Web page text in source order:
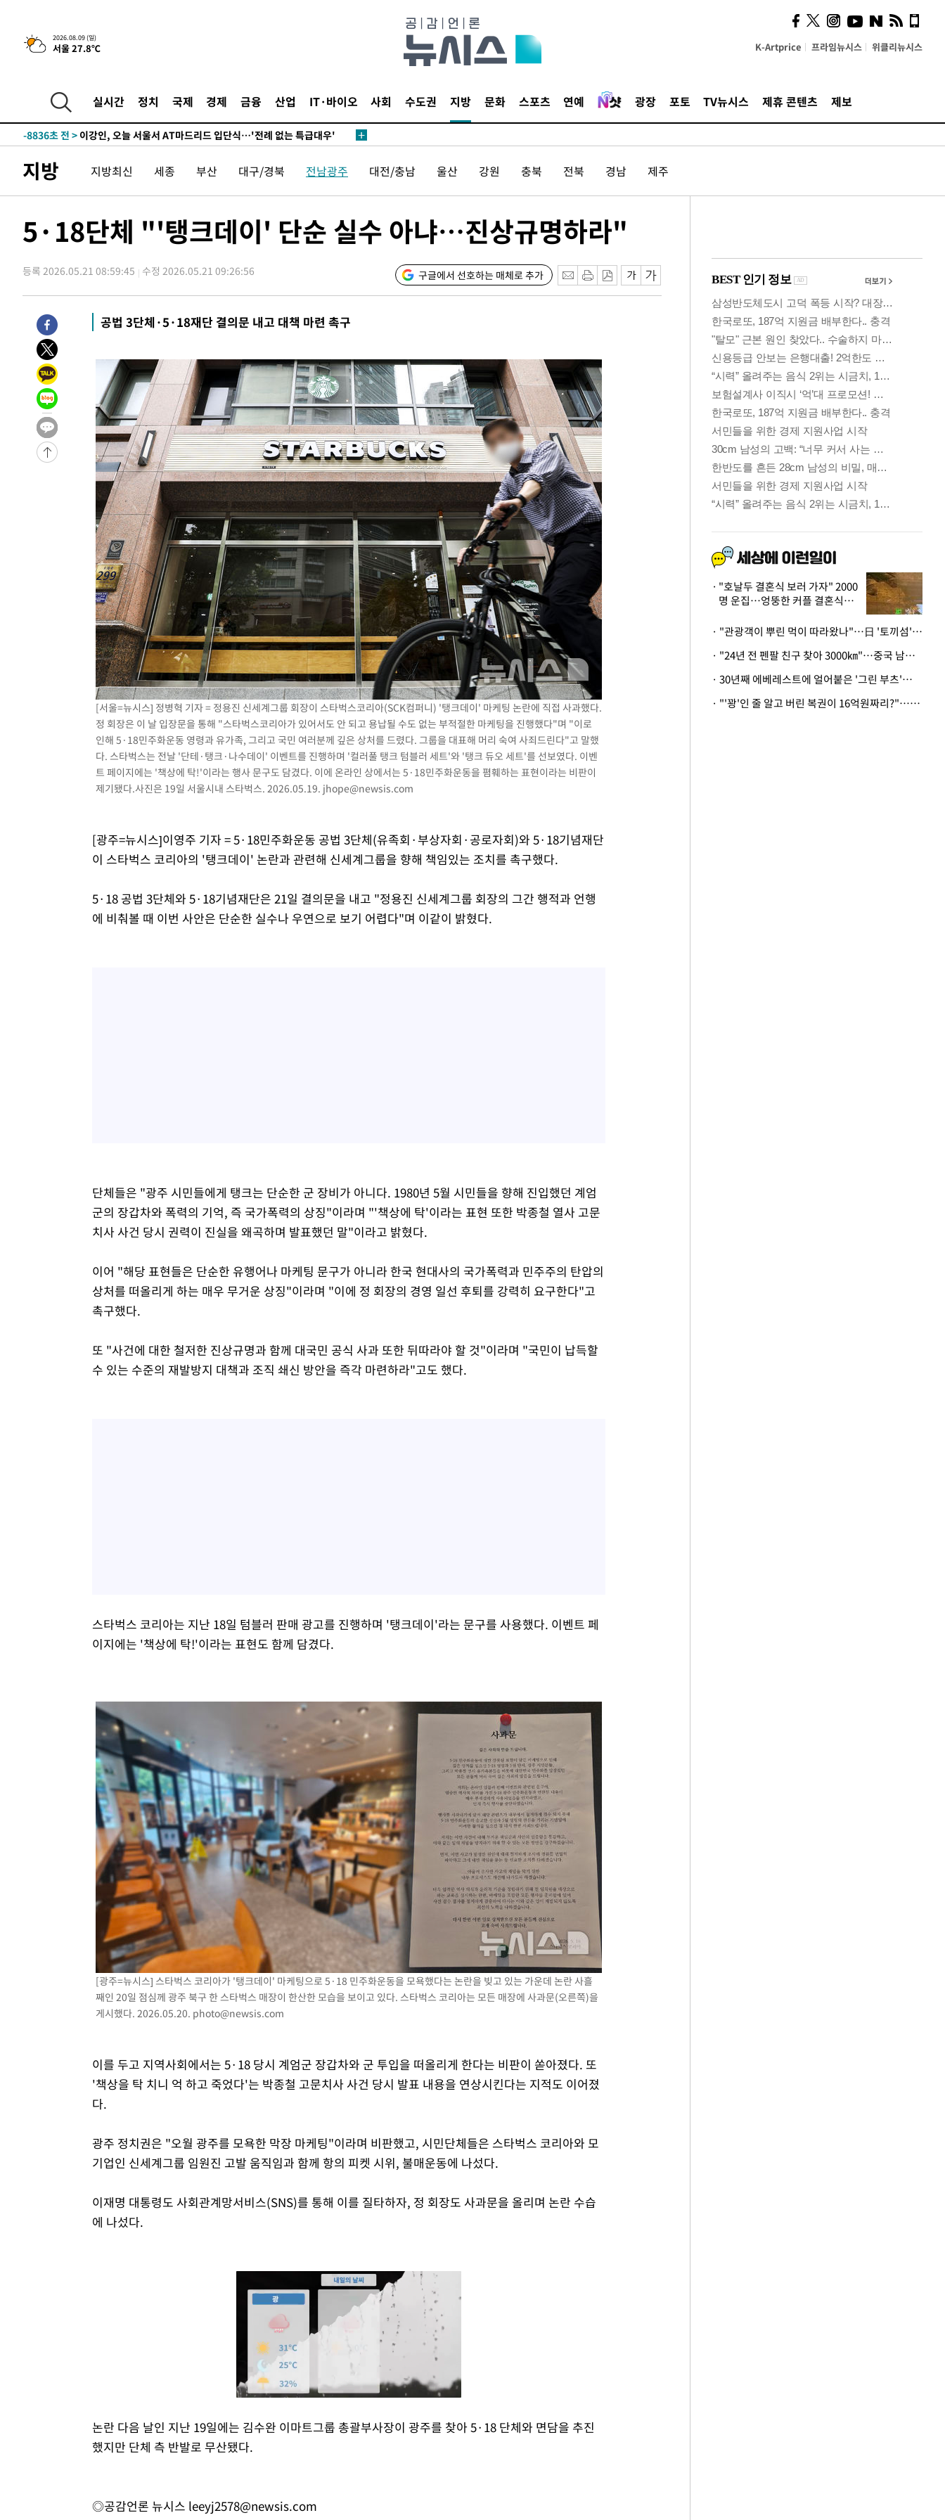
2026.08.09 (일)
서울 27.8℃ K-Artprice 프라임뉴시스 위클리뉴시스
실시간 정치 국제 경제 금융 산업 IT·바이오 사회 수도권 지방 문화 스포츠 연예 광장 포토 TV뉴시스 제휴 콘텐츠 제보
-15520초 전 >[속보]장은수, KLPGA 제주삼다수 역전 우승…데뷔 10년 차에 첫
정상
-10885초 전 > "얼마나 더웠으면"…안동 물길공원서 헤엄친 구렁이 '소동'
-10084초 전 >
'2경기 연속 침묵' 손흥민, 톨루카전 68분만 뛰고 슈팅 0개
-8836초 전 >
1시간 전 >'여긴 20도, 저긴 50도'…열화상 카메라로 본 폭염 저감시설 '온도차'
3시간 전 >
튀르키예 외무장관, "메카 3국 방위협정은 이란이 목표 아냐 " 밝혀
3시간 전 >이군이 불법 군시설 건설한 레바논 남부에서 레바논군 3명 폭발로 부상
-31348초 전 >이강인 ATM 입단식에 '상암벌 들썩'…"세계적인 선수 되길"
-27690초 전 >AT마드리드 데뷔 앞둔 이강인, 맨시티전 선발 대신 '벤치 시작'
-26320초 전 >[속보]與 강원·TK 당원투표 합산 김민석 48.54%로 승리…정청래
-25654초 전 >
與 강원·TK 당원투표 합산 김민석 46.01%로 승리…정청래
44.53%
-25494초 전 >
[속보]與전대 권리당원투표…강원·경북 김민석, 대구 정청래 승리
-25301초 전 >
45.71%
-25203초 전 >
[속보]與 당대표 경선, 대구 권리당원 투표 정청래 47.82%·김민석
46.35%
-25000초 전 >
[속보]與 당대표 경선, 강원 권리당원 투표 김민석 승리…50.30%
득표
-22918초 전 >
"일본축구협회, 대한축구협회 성 접대 의혹 심판 조사"
-15560초 전 >
[속보]장은수, KLPGA 제주삼다수 역전 우승…데뷔 10년 차에 첫
정상
-10925초 전 >
"얼마나 더웠으면"…안동 물길공원서 헤엄친 구렁이 '소동'
손흥민, 68분 뛰고 2경기 침묵…LAFC, 톨루카에 1-0 승리(종합)
'2경기 연속 침묵' 손흥민, 톨루카전 68분만 뛰고 슈팅 0개
이강인, 오늘 서울서 AT마드리드 입단식…'전례 없는 특급대우'
'여긴 20도, 저긴 50도'…열화상 카메라로 본 폭염 저감시설 '온도차'
콜롬비아 신임 우파 대통령 취임 하루만에 차량폭탄 폭발 사건
튀르키예 외무장관, "메카 3국 방위협정은 이란이 목표 아냐 " 밝혀
이군이 불법 군시설 건설한 레바논 남부에서 레바논군 3명 폭발로 부상
[속보]美중부 사령관, 이스라엘 긴급방문 다중화된 전선 상황 논의
지방 지방최신 세종 부산 대구/경북 전남광주 대전/충남 울산 강원 충북 전북 경남 제주
5·18단체 "'탱크데이' 단순 실수 아냐…진상규명하라"
등록 2026.05.21 08:59:45 수정 2026.05.21 09:26:56 구글에서 선호하는 매체로 추가
공법 3단체·5·18재단 결의문 내고 대책 마련 촉구
[서울=뉴시스] 정병혁 기자 = 정용진 신세계그룹 회장이 스타벅스코리아(SCK컴퍼니) '탱크데이' 마케팅 논란에 직접 사과했다.
정 회장은 이 날 입장문을 통해 "스타벅스코리아가 있어서도 안 되고 용납될 수도 없는 부적절한 마케팅을 진행했다"며 "이로
인해 5·18민주화운동 영령과 유가족, 그리고 국민 여러분께 깊은 상처를 드렸다. 그룹을 대표해 머리 숙여 사죄드린다"고 말했
다. 스타벅스는 전날 '단테·탱크·나수데이' 이벤트를 진행하며 '컬러풀 탱크 텀블러 세트'와 '탱크 듀오 세트'를 선보였다. 이벤
트 페이지에는 '책상에 탁!'이라는 행사 문구도 담겼다. 이에 온라인 상에서는 5·18민주화운동을 폄훼하는 표현이라는 비판이
제기됐다.사진은 19일 서울시내 스타벅스. 2026.05.19. jhope@newsis.com
[광주=뉴시스]이영주 기자 = 5·18민주화운동 공법 3단체(유족회·부상자회·공로자회)와 5·18기념재단
이 스타벅스 코리아의 '탱크데이' 논란과 관련해 신세계그룹을 향해 책임있는 조치를 촉구했다.
5·18 공법 3단체와 5·18기념재단은 21일 결의문을 내고 "정용진 신세계그룹 회장의 그간 행적과 언행
에 비춰볼 때 이번 사안은 단순한 실수나 우연으로 보기 어렵다"며 이같이 밝혔다.
단체들은 "광주 시민들에게 탱크는 단순한 군 장비가 아니다. 1980년 5월 시민들을 향해 진입했던 계엄
군의 장갑차와 폭력의 기억, 즉 국가폭력의 상징"이라며 "'책상에 탁'이라는 표현 또한 박종철 열사 고문
치사 사건 당시 권력이 진실을 왜곡하며 발표했던 말"이라고 밝혔다.
이어 "해당 표현들은 단순한 유행어나 마케팅 문구가 아니라 한국 현대사의 국가폭력과 민주주의 탄압의
상처를 떠올리게 하는 매우 무거운 상징"이라며 "이에 정 회장의 경영 일선 후퇴를 강력히 요구한다"고
촉구했다.
또 "사건에 대한 철저한 진상규명과 함께 대국민 공식 사과 또한 뒤따라야 할 것"이라며 "국민이 납득할
수 있는 수준의 재발방지 대책과 조직 쇄신 방안을 즉각 마련하라"고도 했다.
스타벅스 코리아는 지난 18일 텀블러 판매 광고를 진행하며 '탱크데이'라는 문구를 사용했다. 이벤트 페
이지에는 '책상에 탁!'이라는 표현도 함께 담겼다.
[광주=뉴시스] 스타벅스 코리아가 '탱크데이' 마케팅으로 5·18 민주화운동을 모욕했다는 논란을 빚고 있는 가운데 논란 사흘
째인 20일 점심께 광주 북구 한 스타벅스 매장이 한산한 모습을 보이고 있다. 스타벅스 코리아는 모든 매장에 사과문(오른쪽)을
게시했다. 2026.05.20. photo@newsis.com
이를 두고 지역사회에서는 5·18 당시 계엄군 장갑차와 군 투입을 떠올리게 한다는 비판이 쏟아졌다. 또
'책상을 탁 치니 억 하고 죽었다'는 박종철 고문치사 사건 당시 발표 내용을 연상시킨다는 지적도 이어졌
다.
광주 정치권은 "오월 광주를 모욕한 막장 마케팅"이라며 비판했고, 시민단체들은 스타벅스 코리아와 모
기업인 신세계그룹 임원진 고발 움직임과 함께 항의 피켓 시위, 불매운동에 나섰다.
이재명 대통령도 사회관계망서비스(SNS)를 통해 이를 질타하자, 정 회장도 사과문을 올리며 논란 수습
에 나섰다.
논란 다음 날인 지난 19일에는 김수완 이마트그룹 총괄부사장이 광주를 찾아 5·18 단체와 면담을 추진
했지만 단체 측 반발로 무산됐다.
◎공감언론 뉴시스 leeyj2578@newsis.com
사이 해답 찾았죠"…알을
깨고 나온 '초자아'
"호날두 결혼식 보러 가자" 2000
명 운집…엉뚱한 커플 결혼식에
· "관광객이 뿌린 먹이 따라왔나"…日 '토끼섬' 멧돼지, 토끼까지 사냥
· "24년 전 펜팔 친구 찾아 3000㎞"…중국 남성 사연에 '뭉클'
· 30년째 에베레스트에 얼어붙은 '그린 부츠'…드디어 가족 품으로
· "'꽝'인 줄 알고 버린 복권이 16억원짜리?"…극적으로 되찾은 사연